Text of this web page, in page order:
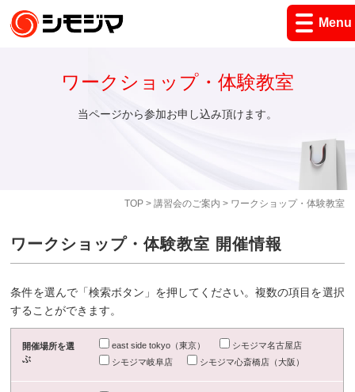
Menu
TOP> 講習会のご案内 > ワークショップ・体験教室
ワークショップ・体験教室
当ページから参加お申し込み頂けます。
ワークショップ・体験教室 開催情報
条件を選んで「検索ボタン」を押してください。複数の項目を選択
することができます。
開催場所を選
ぶ
east side tokyo（東京）
シモジマ名古屋店
シモジマ岐阜店
シモジマ心斎橋店（大阪）